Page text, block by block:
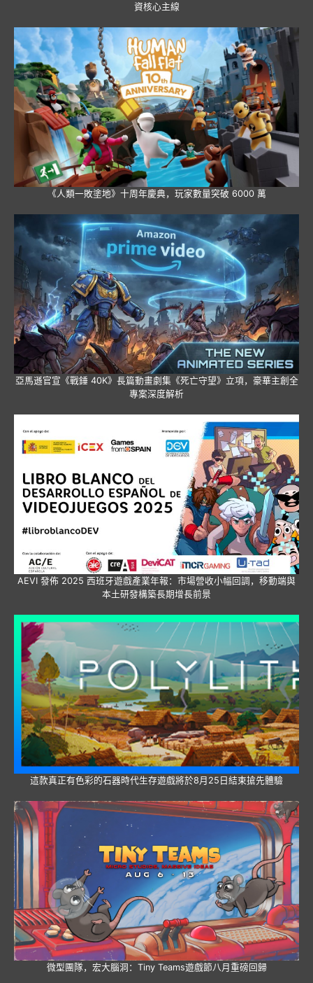
資核心主線
《人類一敗塗地》十周年慶典，玩家數量突破 6000 萬
亞馬遜官宣《戰錘 40K》長篇動畫劇集《死亡守望》立項，豪華主創全
專案深度解析
AEVI 發佈 2025 西班牙遊戲產業年報：市場營收小幅回調，移動端與
本土研發構築長期增長前景
這款真正有色彩的石器時代生存遊戲將於8月25日結束搶先體驗
微型團隊，宏大腦洞：Tiny Teams遊戲節八月重磅回歸